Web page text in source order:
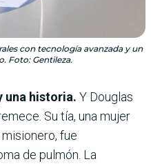
con tecnología avanzada y un
Foto: Gentileza.
una historia. Y Douglas
Su tía, una mujer
fue
de pulmón. La